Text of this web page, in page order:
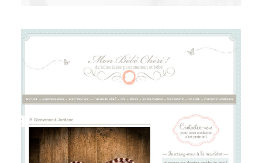
jours! J'ai donc fait sa connaissance, chez lui,